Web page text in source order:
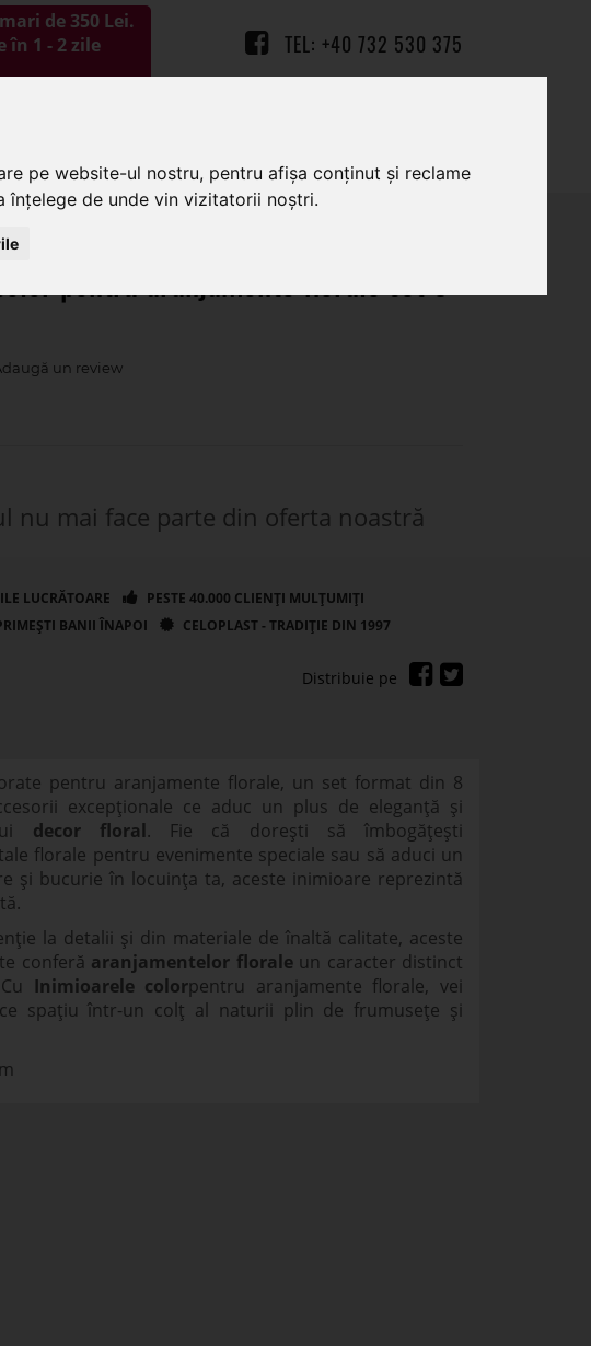
pe website-ul nostru, pentru afișa conținut și reclame
înțelege de unde vin vizitatorii noștri.
de 350 Lei.
în 1 - 2 zile
TEL: +40 732 530 375
pentru aranjamente florale set 8
nu mai face parte din oferta noastră
pentru aranjamente florale, un set format din 8
excepționale ce aduc un plus de eleganță și
decor floral. Fie că dorești să îmbogățești
florale pentru evenimente speciale sau să aduci un
și bucurie în locuința ta, aceste inimioare reprezintă
la detalii și din materiale de înaltă calitate, aceste
conferă aranjamentelor floraleun caracter distinct
Inimioarele colorpentru aranjamente florale, vei
spațiu într-un colț al naturii plin de frumusețe și